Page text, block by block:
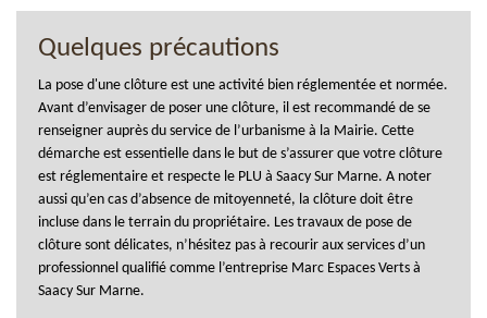
Quelques précautions
La pose d'une clôture est une activité bien réglementée et normée.
Avant d’envisager de poser une clôture, il est recommandé de se
renseigner auprès du service de l’urbanisme à la Mairie. Cette
démarche est essentielle dans le but de s’assurer que votre clôture
est réglementaire et respecte le PLU à Saacy Sur Marne. A noter
aussi qu’en cas d’absence de mitoyenneté, la clôture doit être
incluse dans le terrain du propriétaire. Les travaux de pose de
clôture sont délicates, n’hésitez pas à recourir aux services d’un
professionnel qualifié comme l’entreprise Marc Espaces Verts à
Saacy Sur Marne.